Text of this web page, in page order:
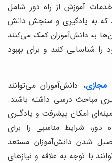
خدمات آموزش از راه دور شامل
که به یادگیری و سنجش دانش
به دانش‌آموزان کمک می‌کنند
شناسایی کنند و برای بهبود
مجازی، دانش‌آموزان می‌توانند
مباحث درسی داشته باشند.
امکان پیشرفت و یادگیری
شرایط مناسبی را برای
شدن دانش‌آموزان مستعد
با توجه به علاقه و نیازهای